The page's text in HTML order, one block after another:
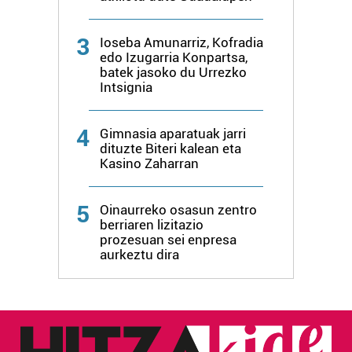
datuen atalean. Edozein unetan alda edo ken dezakezu
zure baimena Cookieen adierazpenean.
Webgune honek cookie propioak eta hirugarrenen cookie-
fitxategiak erabiltzen ditu. Zure esperientzia eta
zerbitzuak hobetzeko asmoz, cookie teknologiaz
baliatzen gara. Ohar hau onartuz gero, teknologia hori
erabiltzeko baimen esplizitua ematen diguzu.
3
Ioseba Amunarriz, Kofradia
edo Izugarria Konpartsa,
batek jasoko du Urrezko
Intsignia
4
Gimnasia aparatuak jarri
dituzte Biteri kalean eta
Kasino Zaharran
5
Oinaurreko osasun zentro
berriaren lizitazio
prozesuan sei enpresa
aurkeztu dira